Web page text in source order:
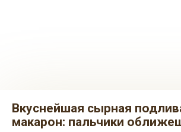
Вкуснейшая сырная подлива для
макарон: пальчики